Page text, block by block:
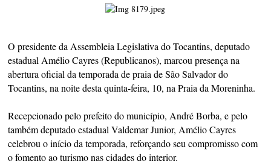
O presidente da Assembleia Legislativa do Tocantins, deputado
estadual Amélio Cayres (Republicanos), marcou presença na
abertura oficial da temporada de praia de São Salvador do
Tocantins, na noite desta quinta-feira, 10, na Praia da Moreninha.
Recepcionado pelo prefeito do município, André Borba, e pelo
também deputado estadual Valdemar Junior, Amélio Cayres
celebrou o início da temporada, reforçando seu compromisso com
o fomento ao turismo nas cidades do interior.